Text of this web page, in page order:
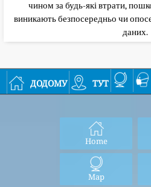
чином за будь-які втрати,
виникають безпосередньо чи
даних.
додому тут
Home
Map